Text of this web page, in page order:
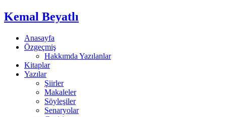
Kemal Beyatlı
Anasayfa
Özgeçmiş
Hakkımda Yazılanlar
Kitaplar
Yazılar
Şiirler
Makaleler
Söyleşiler
Senaryolar